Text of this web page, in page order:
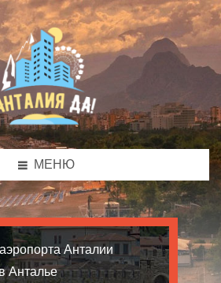
МЕНЮ
Анталии
Анталье